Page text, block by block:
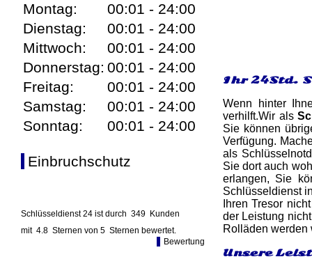
Montag:
00:01 - 24:00
Dienstag:
00:01 - 24:00
Mittwoch:
00:01 - 24:00
Donnerstag: 00:01 - 24:00
Freitag:
00:01 - 24:00
Samstag:
00:01 - 24:00
Sonntag:
00:01 - 24:00
Einbruchschutz
Schlüsseldienst 24 ist durch 349 Kunden
mit 4.8 Sternen von 5 Sternen bewertet.
Bewertung
Ihr 24Std.
Wenn hinter
verhilft.Wir als
Sie können
Verfügung.
als
Sie dort auch
erlangen, Sie
Schlüsseldienst
Ihren Tresor
der Leistung
Rolläden werden
Unsere